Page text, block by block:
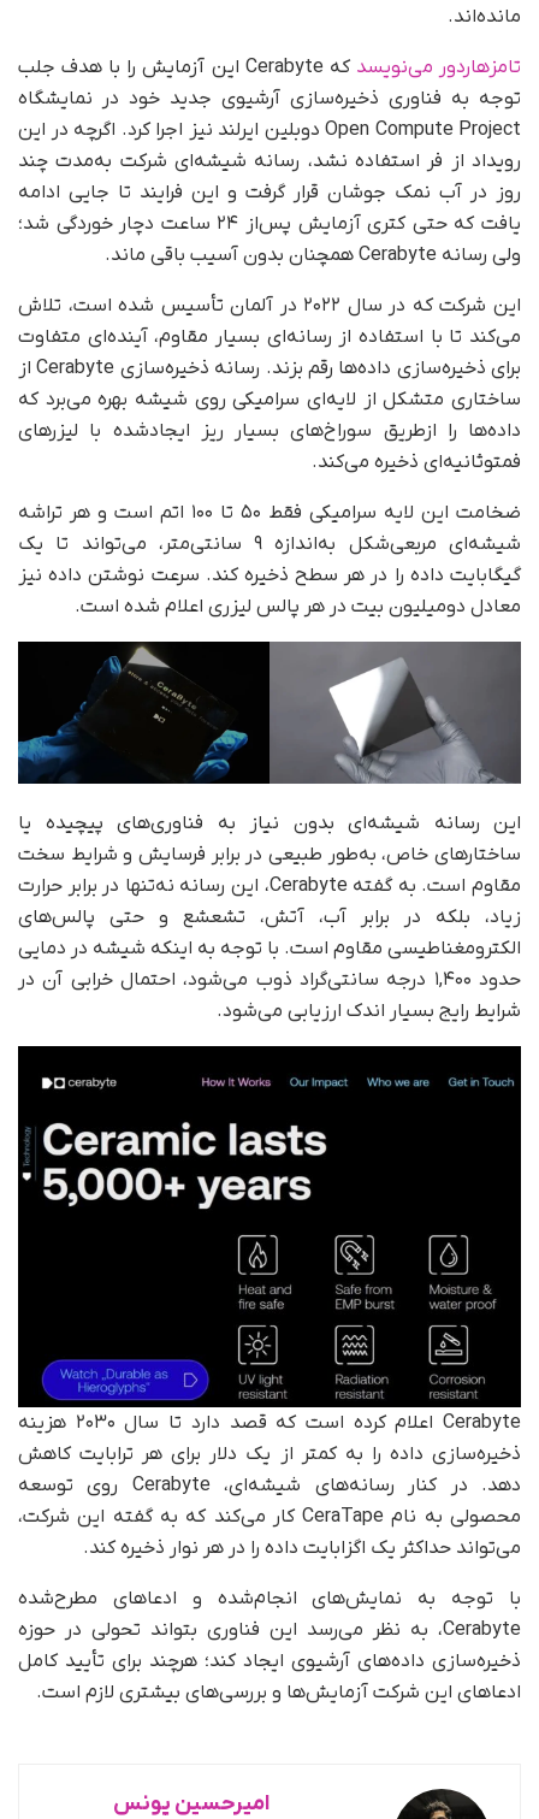
مانده‌اند.
تامزهاردور می‌نویسد
که Cerabyte این آزمایش را با هدف جلب
توجه به فناوری ذخیره‌سازی آرشیوی جدید خود در نمایشگاه
Open Compute Project دوبلین ایرلند نیز اجرا کرد. اگرچه در این
رویداد از فر استفاده نشد، رسانه شیشه‌ای شرکت به‌مدت چند
روز در آب نمک جوشان قرار گرفت و این فرایند تا جایی ادامه
یافت که حتی کتری آزمایش پس‌از ۲۴ ساعت دچار خوردگی شد؛
ولی رسانه Cerabyte همچنان بدون آسیب باقی ماند.
این شرکت که در سال ۲۰۲۲ در آلمان تأسیس شده است، تلاش
می‌کند تا با استفاده از رسانه‌ای بسیار مقاوم، آینده‌ای متفاوت
برای ذخیره‌سازی داده‌ها رقم بزند. رسانه‌ ذخیره‌سازی Cerabyte از
ساختاری متشکل از لایه‌ای سرامیکی روی شیشه بهره می‌برد که
داده‌ها را ازطریق سوراخ‌های بسیار ریز ایجادشده با لیزرهای
فمتوثانیه‌ای ذخیره می‌کند.
ضخامت این لایه سرامیکی فقط ۵۰ تا ۱۰۰ اتم است و هر تراشه
شیشه‌ای مربعی‌شکل به‌اندازه ۹ سانتی‌متر، می‌تواند تا یک
گیگابایت داده را در هر سطح ذخیره کند. سرعت نوشتن داده نیز
معادل دومیلیون بیت در هر پالس لیزری اعلام شده است.
این رسانه شیشه‌ای بدون نیاز به فناوری‌های پیچیده یا
ساختارهای خاص، به‌طور طبیعی در برابر فرسایش و شرایط سخت
مقاوم است. به گفته Cerabyte، این رسانه نه‌تنها در برابر حرارت
زیاد، بلکه در برابر آب، آتش، تشعشع و حتی پالس‌های
الکترومغناطیسی مقاوم است. با توجه به اینکه شیشه در دمایی
حدود ۱,۴۰۰ درجه سانتی‌گراد ذوب می‌شود، احتمال خرابی آن در
شرایط رایج بسیار اندک ارزیابی می‌شود.
Cerabyte اعلام کرده است که قصد دارد تا سال ۲۰۳۰ هزینه
ذخیره‌سازی داده را به کمتر از یک دلار برای هر ترابایت کاهش
دهد. در کنار رسانه‌های شیشه‌ای، Cerabyte روی توسعه
محصولی به نام CeraTape کار می‌کند که به گفته این شرکت،
می‌تواند حداکثر یک اگزابایت داده را در هر نوار ذخیره کند.
با توجه به نمایش‌های انجام‌شده و ادعاهای مطرح‌شده
Cerabyte، به نظر می‌رسد این فناوری بتواند تحولی در حوزه
ذخیره‌سازی داده‌های آرشیوی ایجاد کند؛ هرچند برای تأیید کامل
ادعاهای این شرکت آزمایش‌ها و بررسی‌های بیشتری لازم است.
امیرحسین یونس